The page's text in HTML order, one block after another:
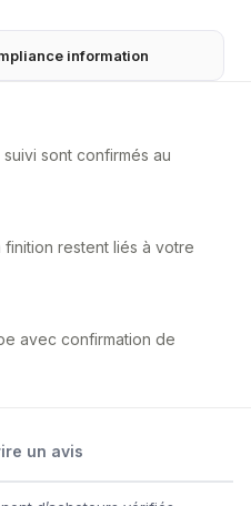
information
sont confirmés au
restent liés à votre
avec confirmation de
un avis